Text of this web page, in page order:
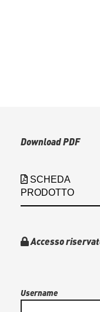
Download PDF
SCHEDA
PRODOTTO
Accesso
Username